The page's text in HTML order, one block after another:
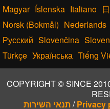
Magyar Íslenska Italiano
Norsk (Bokmål) Nederlands
Русский Slovenčina
Türkçe Українська Tiếng
COPYRIGHT © SINCE
תנאי השירות/Privacy